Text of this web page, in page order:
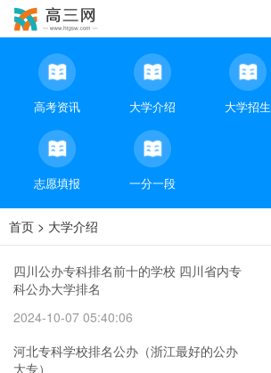
高考资讯 大学介绍 大学招生
志愿填报 一分一段
首页 > 大学介绍
四川公办专科排名前十的学校 四川省内专
科公办大学排名
2024-10-07 05:40:06
河北专科学校排名公办（浙江最好的公办
大专）